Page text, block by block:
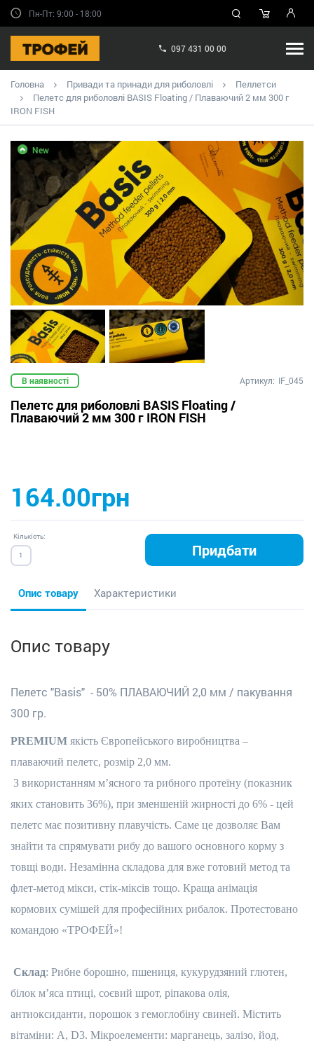
Пн-Пт: 9:00 - 18:00
097 431 00 00
Головна Привади та принади для риболовлі
Пеллетси
Пелетс для риболовлі BASIS Floating / Плаваючий 2 мм 300 г
IRON FISH
New
В наявності Артикул: IF_045
Пелетс для риболовлі BASIS Floating /
Плаваючий 2 мм 300 г IRON FISH
164.00грн
Кількість:
Придбати
Опис товару Характеристики
Опис товару
Пелетс "Basis" - 50% ПЛАВАЮЧИЙ 2,0 мм / пакування
300 гр.
PREMIUM якість Європейського виробництва –
плаваючий пелетс, розмір 2,0 мм.
З використанням м’ясного та рибного протеїну (показник
яких становить 36%), при зменшеній жирності до 6% - цей
пелетс має позитивну плавучість. Саме це дозволяє Вам
знайти та спрямувати рибу до вашого основного корму з
товщі води. Незамінна складова для вже готовий метод та
флет-метод мікси, стік-міксів тощо. Краща анімація
кормових сумішей для професійних рибалок. Протестовано
командою «ТРОФЕЙ»!
Склад: Рибне борошно, пшениця, кукурудзяний глютен,
білок м’яса птиці, соєвий шрот, ріпакова олія,
антиоксиданти, порошок з гемоглобіну свиней. Містить
вітаміни: A, D3. Мікроелементи: марганець, залізо, йод,